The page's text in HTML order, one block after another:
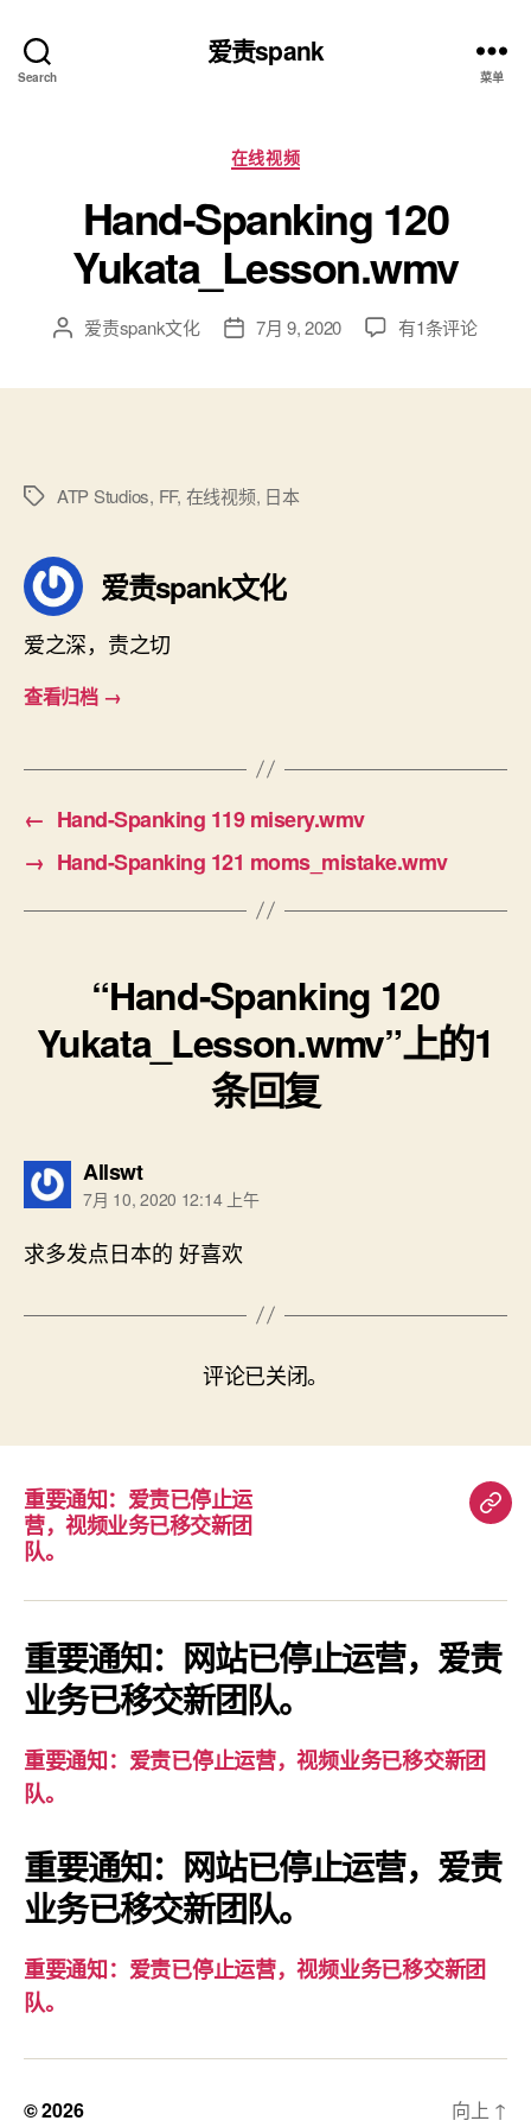
Search
爱责spank
菜单
分
类
在线视频
Hand-Spanking 120
Yukata_Lesson.wmv
文 爱责spank文化
发 7月 9, 2020
Hand-
有1条评论
标
ATP Studios, FF, 在线视频, 日本
爱责spank文化
爱之深，责之切
查看归档 →
← Hand-Spanking 119 misery.wmv
→ Hand-Spanking 121 moms_mistake.wmv
“Hand-Spanking 120
Yukata_Lesson.wmv”上的1
条回复
Allswt说：
7月 10, 2020 12:14 上午
求多发点日本的 好喜欢
评论已关闭。
重要通知：爱责已停止运
营，视频业务已移交新团
队。
重
知：
爱
责
视
交
重要通知：网站已停止运营，爱责
业务已移交新团队。
重要通知：爱责已停止运营，视频业务已移交新团
队。
重要通知：网站已停止运营，爱责
业务已移交新团队。
重要通知：爱责已停止运营，视频业务已移交新团
队。
© 2026 向上 ↑